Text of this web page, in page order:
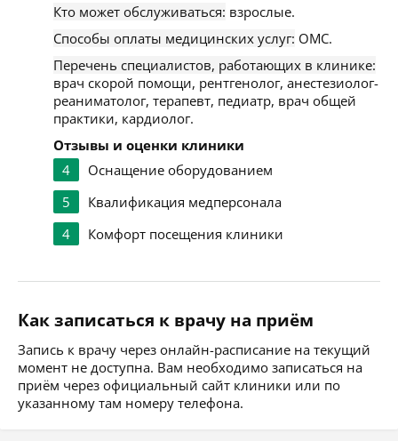
Кто может обслуживаться: взрослые.
Способы оплаты медицинских услуг: ОМС.
Перечень специалистов, работающих в клинике:
врач скорой помощи, рентгенолог, анестезиолог-
реаниматолог, терапевт, педиатр, врач общей
практики, кардиолог.
Отзывы и оценки клиники
4
Оснащение оборудованием
5
Квалификация медперсонала
4
Комфорт посещения клиники
Как записаться к врачу на приём
Запись к врачу через онлайн-расписание на текущий
момент не доступна. Вам необходимо записаться на
приём через официальный сайт клиники или по
указанному там номеру телефона.